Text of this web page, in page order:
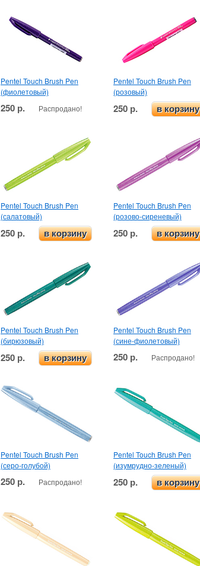
Pentel Touch Brush Pen
(фиолетовый)
250 р. Распродано!
Pentel Touch Brush Pen
(розовый)
250 р. в корзину
Pentel Touch Brush Pen
(салатовый)
250 р. в корзину
Pentel Touch Brush Pen
(розово-сиреневый)
250 р. в корзину
Pentel Touch Brush Pen
(бирюзовый)
250 р. в корзину
Pentel Touch Brush Pen
(сине-фиолетовый)
250 р. Распродано!
Pentel Touch Brush Pen
(серо-голубой)
250 р. Распродано!
Pentel Touch Brush Pen
(изумрудно-зеленый)
250 р. в корзину